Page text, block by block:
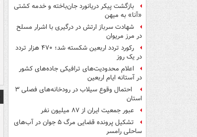
بازگشت پیکر دریانورد جان‌باخته و خدمه کشتی
«آنا» به میهن
شهادت سرباز ارتش در درگیری با اشرار مسلح
در مرز مریوان
رکورد تردد اربعین شکسته شد؛ ۴۷۰ هزار تردد
در یک روز
اعلام محدودیت‌های ترافیکی جاده‌های کشور
در آستانه ایام اربعین
احتمال وقوع سیلاب در رودخانه‌های فصلی ۳
استان
عبور جمعیت ایران از ۸۷ میلیون نفر
تشکیل پرونده قضایی مرگ ۵ جوان در آب‌های
ساحلی رامسر